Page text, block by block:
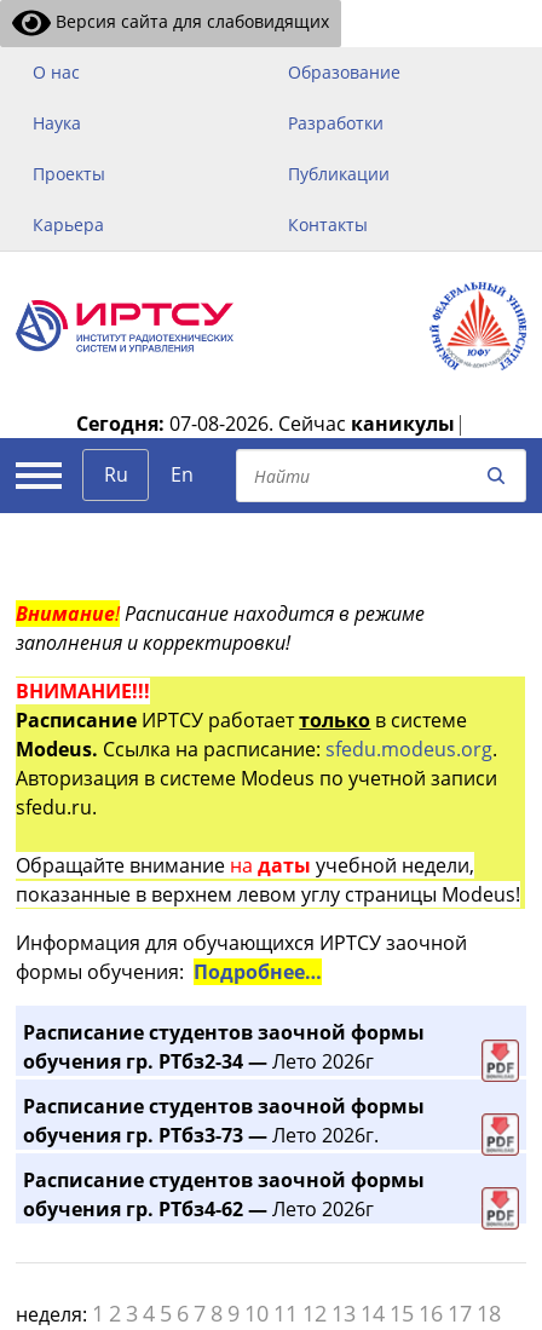
Версия сайта для слабовидящих
О нас Образование
Наука Разработки
Проекты Публикации
Карьера Контакты
Сегодня: 07-08-2026. Сейчас каникулы |
Ru
En
Внимание!Расписание находится в режиме
заполнения и корректировки!
ВНИМАНИЕ!!!
Расписание ИРТСУ работаеттолько в системе
Modeus. Ссылка на расписание:sfedu.modeus.org.
Авторизация в системе Modeus по учетной записи
sfedu.ru.
Обращайте внимание на датыучебной недели,
показанные в верхнем левом углу страницы Modeus!
Информация для обучающихся ИРТСУ заочной
формы обучения: Подробнее…
Расписание студентов заочной формы
обучения гр. РТбз2-34 —Лето 2026г
Расписание студентов заочной формы
обучения гр. РТбз3-73 —Лето 2026г.
Расписание студентов заочной формы
обучения гр. РТбз4-62 —Лето 2026г
неделя: 1 2 3 4 5 6 7 8 9 10 11 12 13 14 15 16 17 18